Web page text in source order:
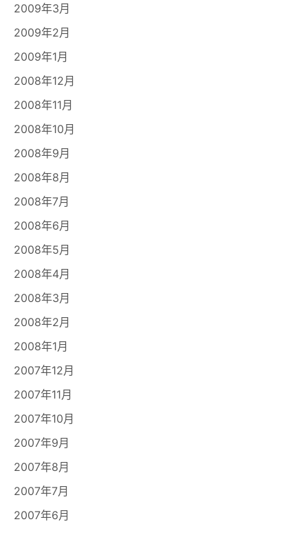
2009年3月
2009年2月
2009年1月
2008年12月
2008年11月
2008年10月
2008年9月
2008年8月
2008年7月
2008年6月
2008年5月
2008年4月
2008年3月
2008年2月
2008年1月
2007年12月
2007年11月
2007年10月
2007年9月
2007年8月
2007年7月
2007年6月